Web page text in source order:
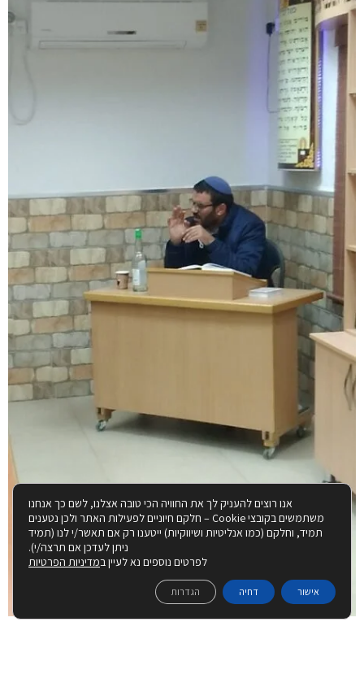
אנו רוצים להעניק לך את החוויה הכי טובה אצלנו, לשם כך אנחנו
משתמשים בקובצי Cookie – חלקם חיוניים לפעילות האתר ולכן נטענים
תמיד, וחלקם (כמו אנליטיות ושיווקיות) ייטענו רק אם תאשר/י לנו (תמיד
ניתן לעדכן אם תרצה/י).
לפרטים נוספים נא לעיין במדיניות הפרטיות
אישור דחיה הגדרות